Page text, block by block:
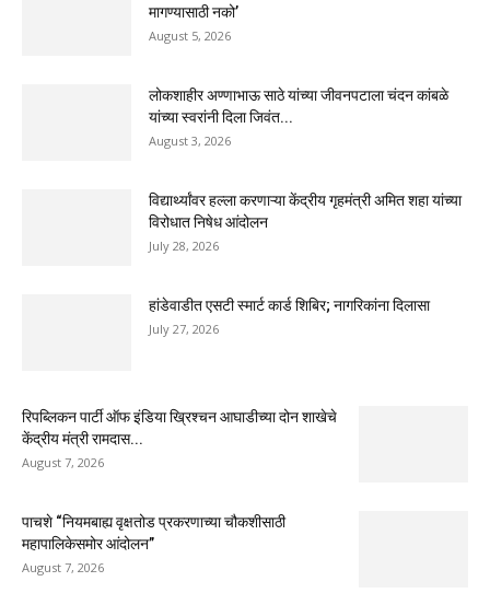
मागण्यासाठी नको’
August 5, 2026
लोकशाहीर अण्णाभाऊ साठे यांच्या जीवनपटाला चंदन कांबळे
यांच्या स्वरांनी दिला जिवंत...
August 3, 2026
विद्यार्थ्यांवर हल्ला करणाऱ्या केंद्रीय गृहमंत्री अमित शहा यांच्या
विरोधात निषेध आंदोलन
July 28, 2026
हांडेवाडीत एसटी स्मार्ट कार्ड शिबिर; नागरिकांना दिलासा
July 27, 2026
रिपब्लिकन पार्टी ऑफ इंडिया ख्रिश्चन आघाडीच्या दोन शाखेचे
केंद्रीय मंत्री रामदास...
August 7, 2026
पाचशे “नियमबाह्य वृक्षतोड प्रकरणाच्या चौकशीसाठी
महापालिकेसमोर आंदोलन”
August 7, 2026